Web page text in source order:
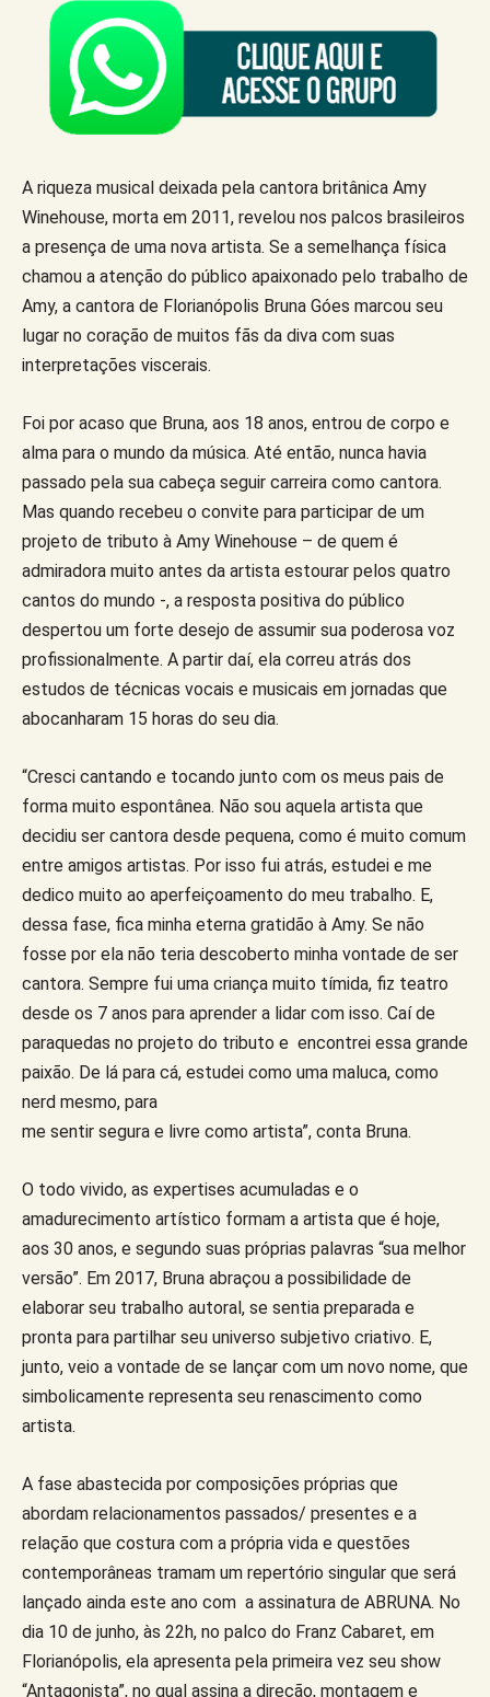
A riqueza musical deixada pela cantora britânica Amy
Winehouse, morta em 2011, revelou nos palcos brasileiros
a presença de uma nova artista. Se a semelhança física
chamou a atenção do público apaixonado pelo trabalho de
Amy, a cantora de Florianópolis Bruna Góes marcou seu
lugar no coração de muitos fãs da diva com suas
interpretações viscerais.
Foi por acaso que Bruna, aos 18 anos, entrou de corpo e
alma para o mundo da música. Até então, nunca havia
passado pela sua cabeça seguir carreira como cantora.
Mas quando recebeu o convite para participar de um
projeto de tributo à Amy Winehouse – de quem é
admiradora muito antes da artista estourar pelos quatro
cantos do mundo -, a resposta positiva do público
despertou um forte desejo de assumir sua poderosa voz
profissionalmente. A partir daí, ela correu atrás dos
estudos de técnicas vocais e musicais em jornadas que
abocanharam 15 horas do seu dia.
“Cresci cantando e tocando junto com os meus pais de
forma muito espontânea. Não sou aquela artista que
decidiu ser cantora desde pequena, como é muito comum
entre amigos artistas. Por isso fui atrás, estudei e me
dedico muito ao aperfeiçoamento do meu trabalho. E,
dessa fase, fica minha eterna gratidão à Amy. Se não
fosse por ela não teria descoberto minha vontade de ser
cantora. Sempre fui uma criança muito tímida, fiz teatro
desde os 7 anos para aprender a lidar com isso. Caí de
paraquedas no projeto do tributo e encontrei essa grande
paixão. De lá para cá, estudei como uma maluca, como
nerd mesmo, para
me sentir segura e livre como artista”, conta Bruna.
O todo vivido, as expertises acumuladas e o
amadurecimento artístico formam a artista que é hoje,
aos 30 anos, e segundo suas próprias palavras “sua melhor
versão”. Em 2017, Bruna abraçou a possibilidade de
elaborar seu trabalho autoral, se sentia preparada e
pronta para partilhar seu universo subjetivo criativo. E,
junto, veio a vontade de se lançar com um novo nome, que
simbolicamente representa seu renascimento como
artista.
A fase abastecida por composições próprias que
abordam relacionamentos passados/ presentes e a
relação que costura com a própria vida e questões
contemporâneas tramam um repertório singular que será
lançado ainda este ano com a assinatura de ABRUNA. No
dia 10 de junho, às 22h, no palco do Franz Cabaret, em
Florianópolis, ela apresenta pela primeira vez seu show
“Antagonista”, no qual assina a direção, montagem e